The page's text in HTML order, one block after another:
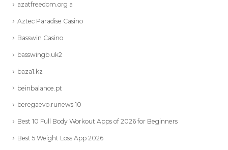
azatfreedom.org a
Aztec Paradise Casino
Basswin Casino
basswingb.uk2
baza1.kz
beinbalance.pt
beregaevo.runews 10
Best 10 Full Body Workout Apps of 2026 for Beginners
Best 5 Weight Loss App 2026